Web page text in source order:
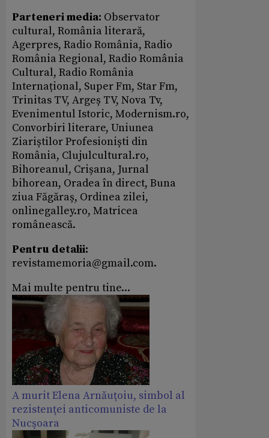
Parteneri media: Observator
cultural, România literară,
Agerpres, Radio România, Radio
România Regional, Radio România
Cultural, Radio România
Internațional, Super Fm, Star Fm,
Trinitas TV, Argeș TV, Nova Tv,
Evenimentul Istoric, Modernism.ro,
Convorbiri literare, Uniunea
Ziariștilor Profesioniști din
România, Clujulcultural.ro,
Bihoreanul, Crișana, Jurnal
bihorean, Oradea în direct, Buna
ziua Făgăraș, Ordinea zilei,
onlinegalley.ro, Matricea
românească.
Pentru detalii:
revistamemoria@gmail.com.
Mai multe pentru tine...
A murit Elena Arnăuţoiu, simbol al
rezistenţei anticomuniste de la
Nucşoara